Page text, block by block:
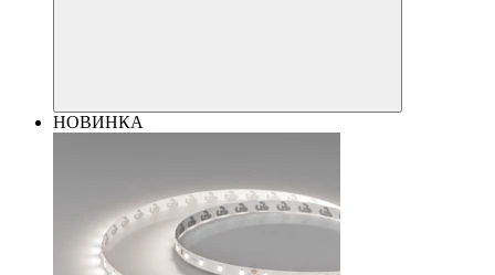
НОВИНКА